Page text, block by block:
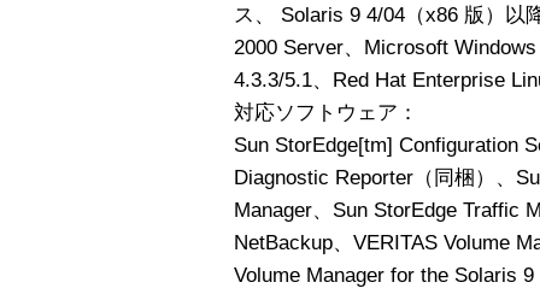
ス、 Solaris 9 4/04（x86 版）以
2000 Server、Microsoft
4.3.3/5.1、Red Hat Enterprise
対応ソフトウェア：
Sun StorEdge[tm] Configuration
Diagnostic Reporter（同梱）、
Manager、Sun StorEdge Traffic
NetBackup、VERITAS Volume
Volume Manager for the Solaris